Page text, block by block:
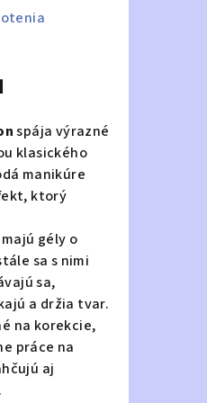
spája výrazné
klasického
manikúre
ktorý
gély o
sa s nimi
sa,
a držia tvar.
na korekcie,
práce na
aj